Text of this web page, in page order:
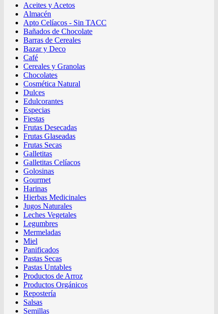
Aceites y Acetos
Almacén
Apto Celíacos - Sin TACC
Bañados de Chocolate
Barras de Cereales
Bazar y Deco
Café
Cereales y Granolas
Chocolates
Cosmética Natural
Dulces
Edulcorantes
Especias
Fiestas
Frutas Desecadas
Frutas Glaseadas
Frutas Secas
Galletitas
Galletitas Celíacos
Golosinas
Gourmet
Harinas
Hierbas Medicinales
Jugos Naturales
Leches Vegetales
Legumbres
Mermeladas
Miel
Panificados
Pastas Secas
Pastas Untables
Productos de Arroz
Productos Orgánicos
Repostería
Salsas
Semillas